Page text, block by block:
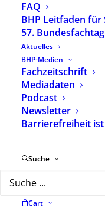
FAQ
BHP Leitfaden für
57.
Aktuelles
BHP-Medien
Fachzeitschrift
Mediadaten
Podcast
Newsletter
Barrierefreiheit
Suche
Cart
Vertreter:in eines
nehmen rund 700
Ausstellertarife
Für Aussteller, die
Präsentation